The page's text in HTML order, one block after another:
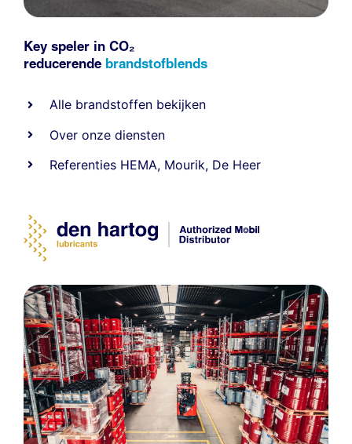
Key speler in CO₂
reducerende brandstofblends
Alle brandstoffen bekijken
Over onze diensten
Referenties HEMA, Mourik, De Heer